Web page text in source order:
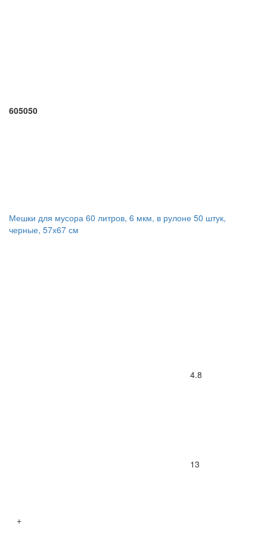
605050
Мешки для мусора 60 литров, 6 мкм, в рулоне 50 штук,
черные, 57х67 см
4.8
13
+